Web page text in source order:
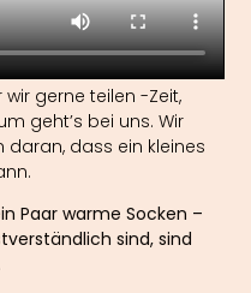
gerne teilen -Zeit,
geht’s bei uns. Wir
dass ein kleines
Paar warme Socken –
sind, sind